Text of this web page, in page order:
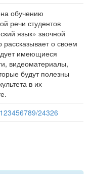
обучению
речи студентов
язык» заочной
о своем
имеющиеся
видеоматериалы,
будут полезны
в их
24326